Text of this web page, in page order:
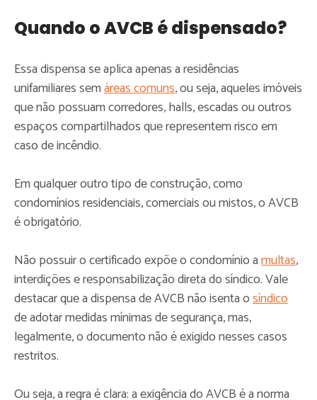
Quando o AVCB é dispensado?
Essa dispensa se aplica apenas a residências
unifamiliares semáreas comuns, ou seja, aqueles imóveis
que não possuam corredores, halls, escadas ou outros
espaços compartilhados que representem risco em
caso de incêndio.
Em qualquer outro tipo de construção, como
condomínios residenciais, comerciais ou mistos, o AVCB
é obrigatório.
Não possuir o certificado expõe o condomínio amultas,
interdições e responsabilização direta do síndico. Vale
destacar que a dispensa de AVCB não isenta osíndico
de adotar medidas mínimas de segurança, mas,
legalmente, o documento não é exigido nesses casos
restritos.
Ou seja, a regra é clara: a exigência do AVCB é a norma